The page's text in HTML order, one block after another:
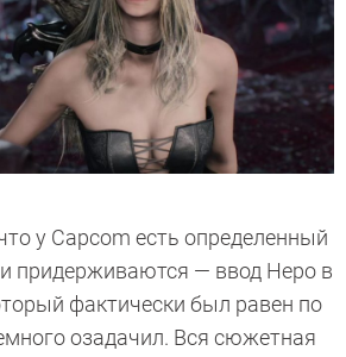
у Capcom есть определенный
придерживаются — ввод Неро в
фактически был равен по
озадачил. Вся сюжетная